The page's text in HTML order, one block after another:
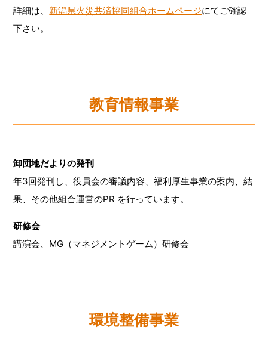
詳細は、 新潟県火災共済協同組合ホームページにてご確認
下さい。
教育情報事業
卸団地だよりの発刊
年3回発刊し、役員会の審議内容、福利厚生事業の案内、結
果、その他組合運営のPR を行っています。
研修会
講演会、MG（マネジメントゲーム）研修会
環境整備事業